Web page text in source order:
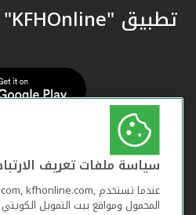
تطبيق "KFHOnline" للهواتف الذكية
سياسة ملفات تعريف
المحمول ومواقع بيت التمويل